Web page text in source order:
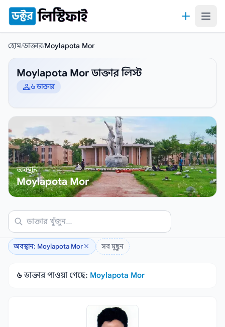
কন্টেন্টে যান
হোম/ডাক্তার/Moylapota Mor
Moylapota Mor ডাক্তার লিস্ট
৬ ডাক্তার
অবস্থান
Moylapota Mor
অবস্থান: Moylapota Mor সব মুছুন
৬ ডাক্তার পাওয়া গেছে: Moylapota Mor